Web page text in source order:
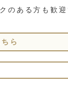
のある方も歓迎
ら